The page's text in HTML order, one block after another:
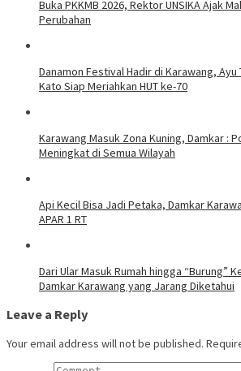
Buka PKKMB 2026, Rektor UNSIKA Ajak
Perubahan
Danamon Festival Hadir di Karawang, Ayu
Kato Siap Meriahkan HUT ke-70
Karawang Masuk Zona Kuning, Damkar :
Meningkat di Semua Wilayah
Api Kecil Bisa Jadi Petaka, Damkar
APAR 1 RT
Dari Ular Masuk Rumah hingga “Burung”
Damkar Karawang yang Jarang Diketahui
Leave a Reply
Your email address will not be published.